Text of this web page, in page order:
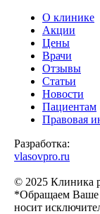
О клинике
Акции
Цены
Врачи
Отзывы
Статьи
Новости
Пациентам
Правовая
Разработка:
vlasovpro.ru
© 2025 Клиника
*Обращаем Ваше
носит